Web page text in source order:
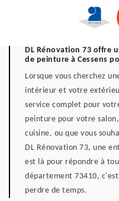
DL Rénovation 73 offre
de peinture à Cessens
Lorsque vous cherchez
intérieur et votre
service complet pour
peinture pour votre
cuisine, ou que vous
DL Rénovation 73, une
est là pour répondre à
département 73410,
perdre de temps.